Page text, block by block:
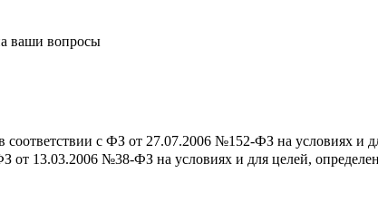
ваши вопросы
с ФЗ от 27.07.2006 №152-ФЗ на условиях и
от 13.03.2006 №38-ФЗ на условиях и для целей,